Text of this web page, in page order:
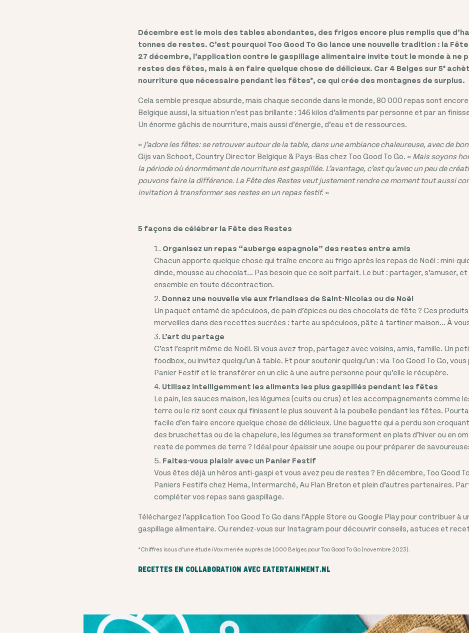
Décembre est le mois des tables abondantes, des frigos encore plus remplis que
tonnes de restes. C’est pourquoi Too Good To Go lance une nouvelle tradition : la
27 décembre, l’application contre le gaspillage alimentaire invite tout le monde à ne
restes des fêtes, mais à en faire quelque chose de délicieux. Car 4 Belges sur 5*
nourriture que nécessaire pendant les fêtes*, ce qui crée des montagnes de surplus.
Cela semble presque absurde, mais chaque seconde dans le monde, 80 000 repas sont
Belgique aussi, la situation n’est pas brillante : 146 kilos d’aliments par personne et par an
Un énorme gâchis de nourriture, mais aussi d’énergie, d’eau et de ressources.
« J’adore les fêtes: se retrouver autour de la table, dans une ambiance chaleureuse, avec de
Gijs van Schoot, Country Director Belgique & Pays-Bas chez Too Good To Go. « Mais soyons
la période où énormément de nourriture est gaspillée. L’avantage, c’est qu’avec un peu de
pouvons faire la différence. La Fête des Restes veut justement rendre ce moment tout aussi
invitation à transformer ses restes en un repas festif. »
5 façons de célébrer la Fête des Restes
Organisez un repas “auberge espagnole” des restes entre amis
Chacun apporte quelque chose qui traîne encore au frigo après les repas de Noël : mini-
dinde, mousse au chocolat… Pas besoin que ce soit parfait. Le but : partager, s’amuser,
ensemble en toute décontraction.
Donnez une nouvelle vie aux friandises de Saint-Nicolas ou de Noël
Un paquet entamé de spéculoos, de pain d’épices ou des chocolats de fête ? Ces
merveilles dans des recettes sucrées : tarte au spéculoos, pâte à tartiner maison… À
L’art du partage
C’est l’esprit même de Noël. Si vous avez trop, partagez avec voisins, amis, famille. Un
foodbox, ou invitez quelqu’un à table. Et pour soutenir quelqu’un : via Too Good To Go,
Panier Festif et le transférer en un clic à une autre personne pour qu’elle le récupère.
Utilisez intelligemment les aliments les plus gaspillés pendant les fêtes
Le pain, les sauces maison, les légumes (cuits ou crus) et les accompagnements comme
terre ou le riz sont ceux qui finissent le plus souvent à la poubelle pendant les fêtes.
facile d’en faire encore quelque chose de délicieux. Une baguette qui a perdu son
des bruschettas ou de la chapelure, les légumes se transforment en plats d’hiver ou en
reste de pommes de terre ? Idéal pour épaissir une soupe ou pour préparer de
Faites-vous plaisir avec un Panier Festif
Vous êtes déjà un héros anti-gaspi et vous avez peu de restes ? En décembre, Too Good
Paniers Festifs chez Hema, Intermarché, Au Flan Breton et plein d’autres partenaires.
compléter vos repas sans gaspillage.
Téléchargez l’application Too Good To Go dans l’Apple Store ou Google Play pour contribuer à
gaspillage alimentaire. Ou rendez-vous sur Instagram pour découvrir conseils, astuces et
*Chiffres issus d’une étude iVox menée auprès de 1000 Belges pour Too Good To Go (novembre 2023).
RECETTES EN COLLABORATION AVEC EATERTAINMENT.NL